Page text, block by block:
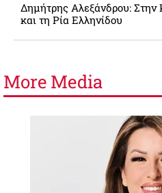
Δημήτρης Αλεξάνδρου:
και τη Ρία Ελληνίδου
More Media